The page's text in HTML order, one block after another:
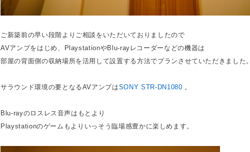
ご新築前の早い段階よりご相談をいただいておりましたので
AVアンプをはじめ、PlaystationやBlu-rayレコーダーなどの機器は
部屋の背面側の収納場所を活用して設置する方法でプランさせていただきました。
サラウンド環境の要となるAVアンプはSONY STR-DN1080 。
Blu-rayのロスレス音声はもとより
Playstationのゲームもよりいっそう臨場感豊かに楽しめます。